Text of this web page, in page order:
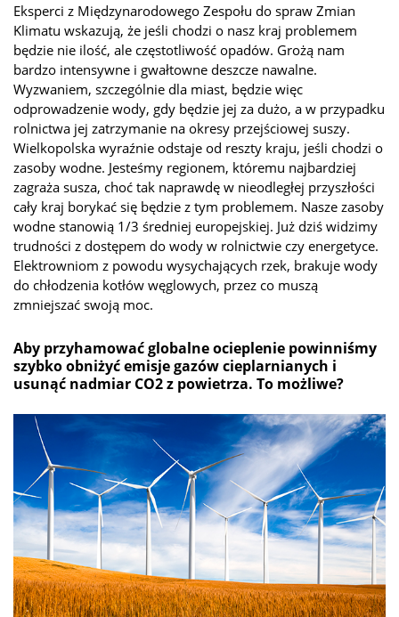
Eksperci z Międzynarodowego Zespołu do spraw Zmian
Klimatu wskazują, że jeśli chodzi o nasz kraj problemem
będzie nie ilość, ale częstotliwość opadów. Grożą nam
bardzo intensywne i gwałtowne deszcze nawalne.
Wyzwaniem, szczególnie dla miast, będzie więc
odprowadzenie wody, gdy będzie jej za dużo, a w przypadku
rolnictwa jej zatrzymanie na okresy przejściowej suszy.
Wielkopolska wyraźnie odstaje od reszty kraju, jeśli chodzi o
zasoby wodne. Jesteśmy regionem, któremu najbardziej
zagraża susza, choć tak naprawdę w nieodległej przyszłości
cały kraj borykać się będzie z tym problemem. Nasze zasoby
wodne stanowią 1/3 średniej europejskiej. Już dziś widzimy
trudności z dostępem do wody w rolnictwie czy energetyce.
Elektrowniom z powodu wysychających rzek, brakuje wody
do chłodzenia kotłów węglowych, przez co muszą
zmniejszać swoją moc.
Aby przyhamować globalne ocieplenie powinniśmy
szybko obniżyć emisje gazów cieplarnianych i
usunąć nadmiar CO2 z powietrza. To możliwe?